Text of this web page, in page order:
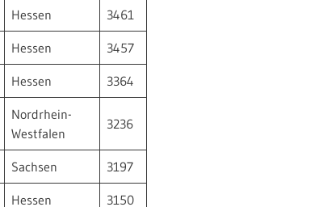
Hessen 3461
Hessen 3457
Hessen 3364
Nordrhein-
Westfalen
3236
Sachsen 3197
Hessen 3150